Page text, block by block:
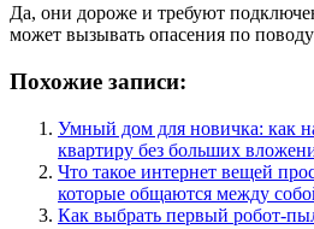
Да, они дороже и требуют
может вызывать опасения по
Похожие записи:
Умный дом для новичка: как
квартиру без больших
Что такое интернет вещей
которые общаются между
Как выбрать первый робот-